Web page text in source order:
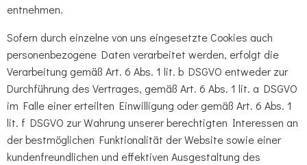
entnehmen.
Sofern durch einzelne von uns eingesetzte Cookies auch
personenbezogene Daten verarbeitet werden, erfolgt die
Verarbeitung gemäß Art. 6 Abs. 1 lit. b DSGVO entweder zur
Durchführung des Vertrages, gemäß Art. 6 Abs. 1 lit. a DSGVO
im Falle einer erteilten Einwilligung oder gemäß Art. 6 Abs. 1
lit. f DSGVO zur Wahrung unserer berechtigten Interessen an
der bestmöglichen Funktionalität der Website sowie einer
kundenfreundlichen und effektiven Ausgestaltung des